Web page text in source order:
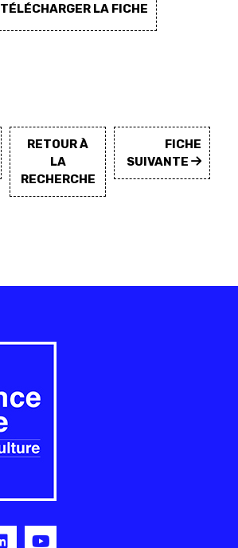
TÉLÉCHARGER LA FICHE
RETOUR À
LA
RECHERCHE
FICHE
SUIVANTE